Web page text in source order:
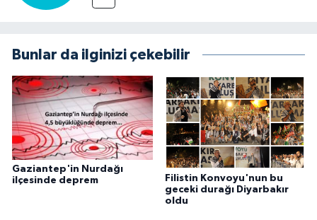
Bunlar da ilginizi çekebilir
Gaziantep'in Nurdağı
ilçesinde deprem
Filistin Konvoyu'nun bu
geceki durağı Diyarbakır
oldu